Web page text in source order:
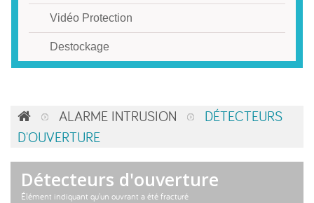
Vidéo Protection
Destockage
ALARME INTRUSION
DÉTECTEURS
D'OUVERTURE
Détecteurs d'ouverture
Élément indiquant qu'un ouvrant a été fracturé